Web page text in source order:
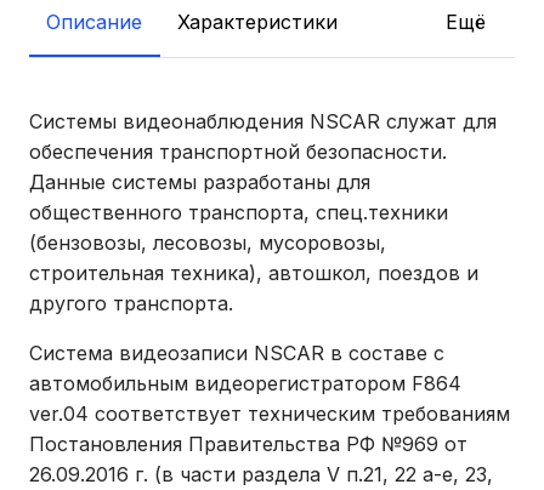
Описание Характеристики Ещё
Системы видеонаблюдения NSCAR служат для
обеспечения транспортной безопасности.
Данные системы разработаны для
общественного транспорта, спец.техники
(бензовозы, лесовозы, мусоровозы,
строительная техника), автошкол, поездов и
другого транспорта.
Система видеозаписи NSCAR в составе с
автомобильным видеорегистратором F864
ver.04 соответствует техническим требованиям
Постановления Правительства РФ №969 от
26.09.2016 г. (в части раздела V п.21, 22 а-е, 23,